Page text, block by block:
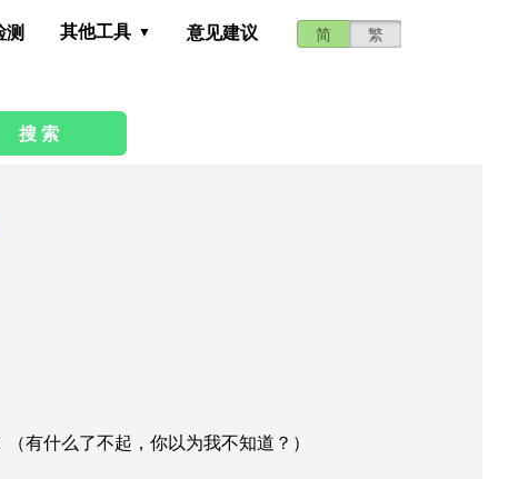
简 繁
测 其他工具 意见建议
搜 索
有什么了不起，你以为我不知道？）